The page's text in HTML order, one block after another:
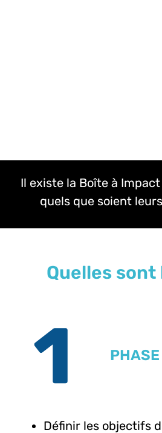
Il existe la Boîte à
quels que soient
Quelles
PHASE
Définir les objectifs